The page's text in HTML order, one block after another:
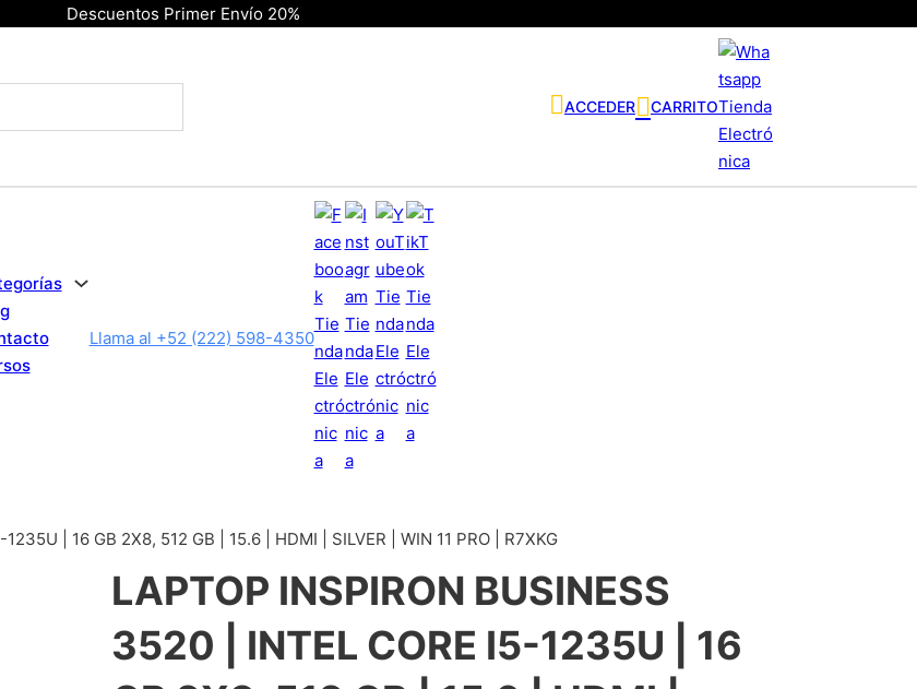
Descuentos Primer Envío 20%
ACCEDER CARRITO
Llama al +52 (222) 598-4350
| 16 GB 2X8, 512 GB | 15.6 | HDMI | SILVER | WIN 11 PRO | R7XKG
LAPTOP INSPIRON BUSINESS
3520 | INTEL CORE I5-1235U | 16